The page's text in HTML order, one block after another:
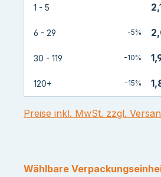
1 - 5
6 - 29 -5%
30 - 119 -10%
120+ -15%
Preise inkl. MwSt. zzgl.
Wählbare